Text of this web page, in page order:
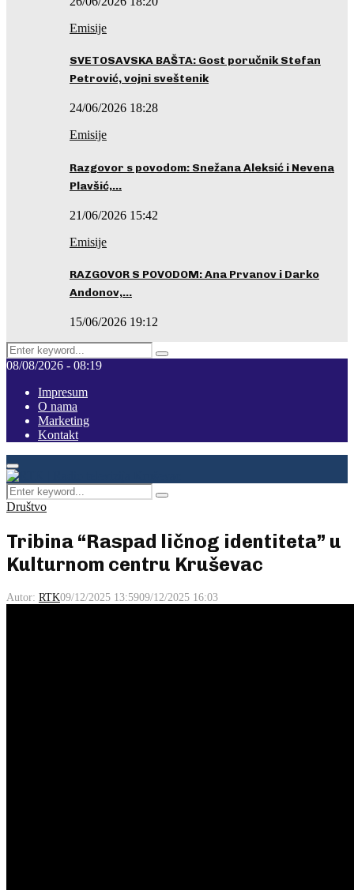
Emisije
SVETOSAVSKA BAŠTA: Gost poručnik Stefan
Petrović, vojni sveštenik
24/06/2026 18:28
Emisije
Razgovor s povodom: Snežana Aleksić i Nevena
Plavšić,…
21/06/2026 15:42
Emisije
RAZGOVOR S POVODOM: Ana Prvanov i Darko
Andonov,…
15/06/2026 19:12
Search
for:
Pretraga
08/08/2026 - 08:19
Impresum
O nama
Marketing
Kontakt
Facebook
Instagram
Youtube
Primary
Menu
Search
for:
Pretraga
Društvo
Tribina “Raspad ličnog identiteta” u
Kulturnom centru Kruševac
Autor: RTK09/12/2025 13:5909/12/2025 16:03